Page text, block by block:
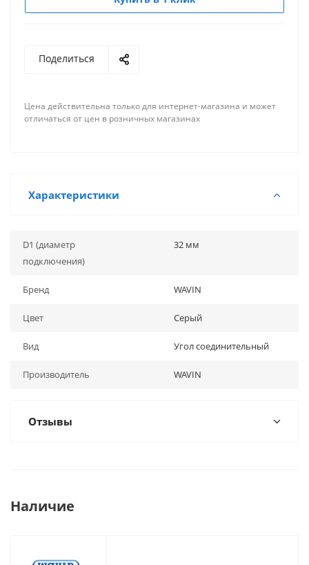
Поделиться
Цена действительна только для интернет-магазина и может
отличаться от цен в розничных магазинах
Характеристики
D1 (диаметр
подключения)
32 мм
Бренд WAVIN
Цвет Серый
Вид Угол соединительный
Производитель WAVIN
Отзывы
Наличие